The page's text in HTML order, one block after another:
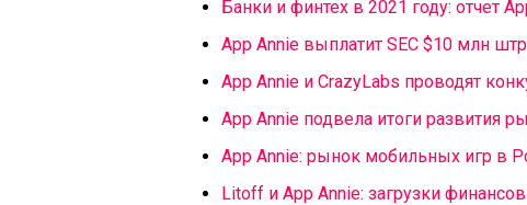
Банки и финтех в 2021 году: отчет
App Annie выплатит SEC $10 млн
App Annie и CrazyLabs проводят
App Annie подвела итоги развития
App Annie: рынок мобильных игр в
Litoff и App Annie: загрузки